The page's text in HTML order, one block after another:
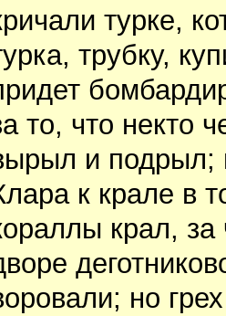
турке,
трубку,
то, что некто
и подрыл;
к крале в
крал, за
но